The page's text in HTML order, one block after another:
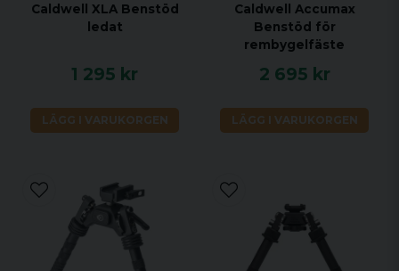
Caldwell XLA Benstöd
ledat
1 295 kr
LÄGG I VARUKORGEN
Caldwell Accumax
Benstöd för
rembygelfäste
2 695 kr
LÄGG I VARUKORGEN